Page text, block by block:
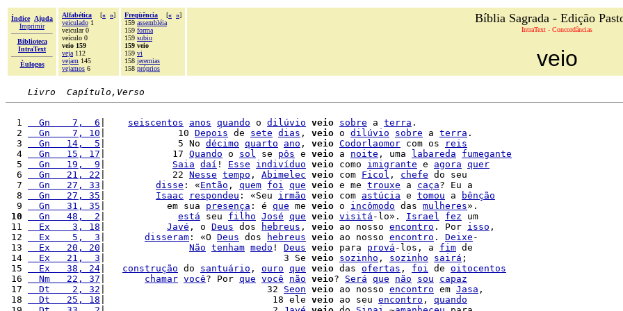
Índice
Ajuda
Imprimir
Biblioteca
IntraText
Èulogos
Alfabética [« »]
veiculado 1
veicular 0
veículo 0
veio 159
veja 112
vejam 145
vejamos 6
Freqüência [« »]
159 assembléia
159 forma
159 subiu
159 veio
159 vi
158 jeremias
158 próprios
Bíblia Sagrada - Edição
IntraText - Concordâncias
veio
Livro  Capítulo,Verso
  1
  Gn    7,  6
seiscentos anos quando o dilúvio veio sobre a terra .
  2
  Gn    7, 10
|             10 Depois de sete dias , veio o dilúvio sobre a terra .
  3
  Gn   14,  5
|             5 No décimo quarto ano , veio Codorlaomor com os
reis
  4
  Gn   15, 17
|            17 Quando o sol se pôs e veio a noite , uma labareda
fumegante
  5
  Gn   19,  9
Saia daí ! Esse indivíduo veio como imigrante e agora quer
  6
  Gn   21, 22
|            22 Nesse tempo , Abimelec veio com Ficol , chefe do seu
  7
  Gn   27, 33
disse : «Então , quem foi que veio e me trouxe a caça? Eu a
  8
  Gn   27, 35
Isaac respondeu : «Seu irmão veio com astúcia e tomou a
bênção
  9
  Gn   31, 35
|           em sua presença : é que me veio o incômodo das mulheres
10
  Gn   48,  2
está seu filho José que veio visitá -lo». Israel fez um
11
  Ex    3, 18
Javé , o Deus dos hebreus , veio ao nosso encontro . Por isso ,
12
  Ex    5,  3
disseram : «O Deus dos hebreus veio ao nosso encontro . Deixe -
13
  Ex   20, 20
Não tenham medo ! Deus veio para prová -los, a fim de
14
  Ex   21,  3
|                                3 Se veio sozinho , sozinho sairá ;
15
  Ex   38, 24
construção do santuário , ouro que veio das ofertas , foi de oitocentos
16
  Nm   22, 37
chamar você? Por que você não veio? Será que não sou
capaz
17
  Dt    2, 32
|                             32 Seon veio ao nosso encontro em Jasa ,
18
  Dt   25, 18
|                              18 ele veio ao seu encontro , quando